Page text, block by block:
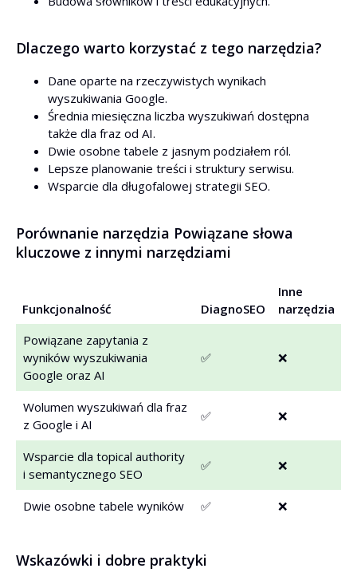
Dlaczego warto korzystać z tego narzędzia?
Dane oparte na rzeczywistych wynikach
wyszukiwania Google.
Średnia miesięczna liczba wyszukiwań dostępna
także dla fraz od AI.
Dwie osobne tabele z jasnym podziałem ról.
Lepsze planowanie treści i struktury serwisu.
Wsparcie dla długofalowej strategii SEO.
Porównanie narzędzia Powiązane słowa
kluczowe z innymi narzędziami
Funkcjonalność DiagnoSEO
Inne
narzędzia
Powiązane zapytania z
wyników wyszukiwania
Google oraz AI
✅ ❌
Wolumen wyszukiwań dla fraz
z Google i AI
✅ ❌
Wsparcie dla topical authority
i semantycznego SEO
✅ ❌
Dwie osobne tabele wyników ✅ ❌
Wskazówki i dobre praktyki